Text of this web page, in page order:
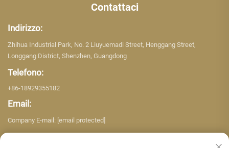
Contattaci
Indirizzo:
Zhihua Industrial Park, No. 2 Liuyuemadi Street, Henggang Street,
Longgang District, Shenzhen, Guangdong
Telefono:
+86-18929355182
Email:
Company E-mail: [email protected]